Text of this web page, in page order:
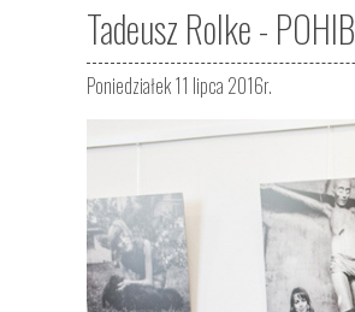
Tadeusz Rolke - POHIB
Poniedziałek 11 lipca 2016r.